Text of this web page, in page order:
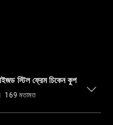
স্টিল ফ্রেম চিকেন কুপ
169 মতামত